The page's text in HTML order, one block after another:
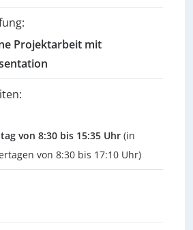
Projektarbeit mit
von 8:30 bis 15:35 Uhr (in
von 8:30 bis 17:10 Uhr)